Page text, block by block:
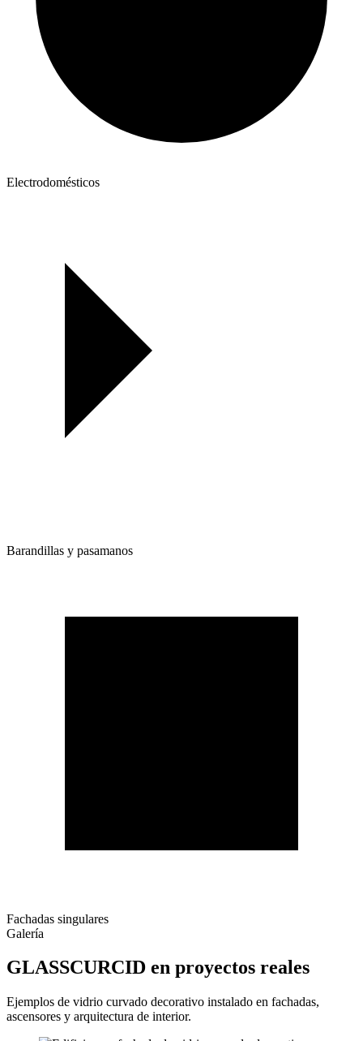
Electrodomésticos
Barandillas y pasamanos
Fachadas singulares
Galería
GLASSCURCID en proyectos reales
Ejemplos de vidrio curvado decorativo instalado en fachadas,
ascensores y arquitectura de interior.